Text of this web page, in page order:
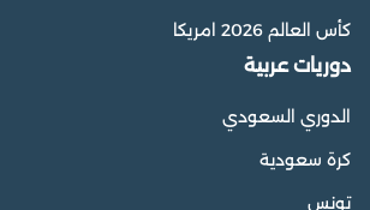
كأس العالم 2026 امريكا
دوريات عربية
الدوري السعودي
كرة سعودية
تونس